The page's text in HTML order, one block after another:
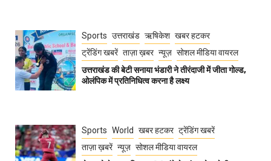
Sports उत्तराखंड ऋषिकेश खबर हटकर
ट्रेंडिंग खबरें ताज़ा ख़बर न्यूज़ सोशल मीडिया वायरल
उत्तराखंड की बेटी सनाया भंडारी ने तीरंदाजी में जीता गोल्ड,
ओलंपिक में प्रतिनिधित्व करना है लक्ष्य
Sports World खबर हटकर ट्रेंडिंग खबरें
ताज़ा ख़बरें न्यूज़ सोशल मीडिया वायरल